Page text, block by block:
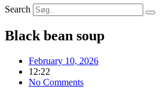
Search
Black bean soup
February 10, 2026
12:22
No Comments